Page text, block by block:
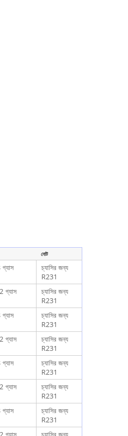
নোট
চ্যাসির জন্য
R231
গ্যাস
চ্যাসির জন্য
R231
চ্যাসির জন্য
R231
গ্যাস
চ্যাসির জন্য
R231
চ্যাসির জন্য
R231
গ্যাস
চ্যাসির জন্য
R231
চ্যাসির জন্য
R231